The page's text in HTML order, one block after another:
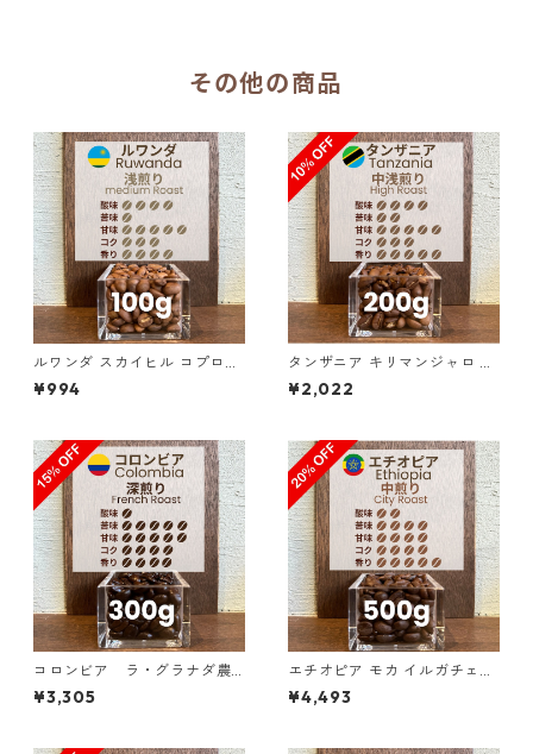
その他の商品
ルワンダ スカイヒル コプロカ
WS 100g
¥994
タンザニア キリマンジャロ KI
BO AA ノーザン・モシ 200g
（100g単価の10%OFF）
¥2,022
コロンビア ラ・グラナダ農
園 ピンクブルボン ダークベリ
ー 300g（100g単価の15%OF
¥3,305
エチオピア モカ イルガチェフ
ェ G1 チェルチェレ ナチュラ
ル 500g（100g単価の20%O
¥4,493